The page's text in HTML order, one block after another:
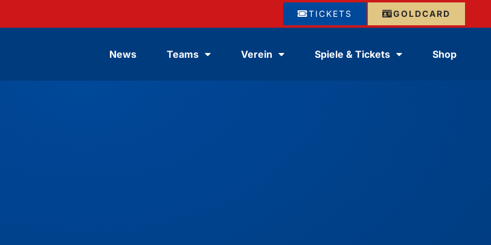
GOLDCARD
TICKETS
News Teams Verein Spiele & Tickets Shop